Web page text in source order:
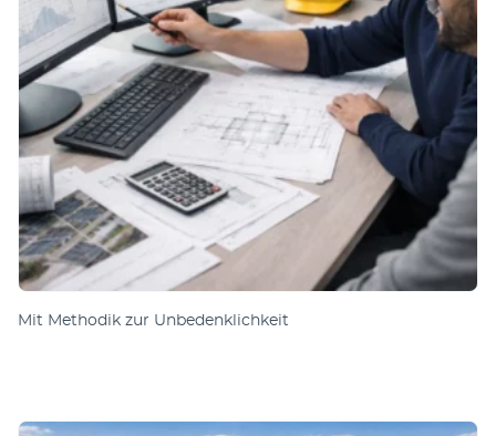
Mit Methodik zur Unbedenklichkeit